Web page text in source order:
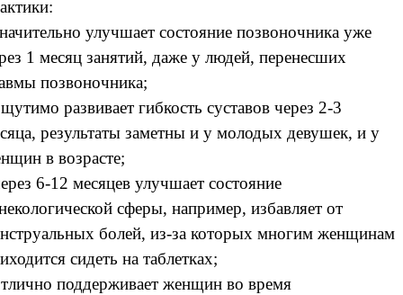
улучшает состояние позвоночника уже
1 месяц занятий, даже у людей, перенесших
позвоночника;
развивает гибкость суставов через 2-3
результаты заметны и у молодых девушек, и у
в возрасте;
6-12 месяцев улучшает состояние
сферы, например, избавляет от
болей, из-за которых многим женщинам
сидеть на таблетках;
поддерживает женщин во время